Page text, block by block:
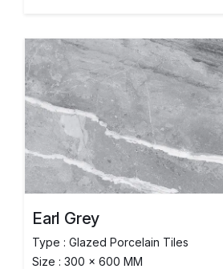
Earl Grey
Type : Glazed Porcelain Tiles
Size : 300 x 600 MM